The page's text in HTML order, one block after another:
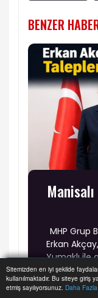
Sitemizden en iyi şekilde
kullanılmaktadır. Bu siteye giriş
etmiş sayılıyorsunuz. Daha
BENZER
MHP Grup
Erkan
Yumaklı
Görüşmede
üzüm
Anasayfa Yazarlar